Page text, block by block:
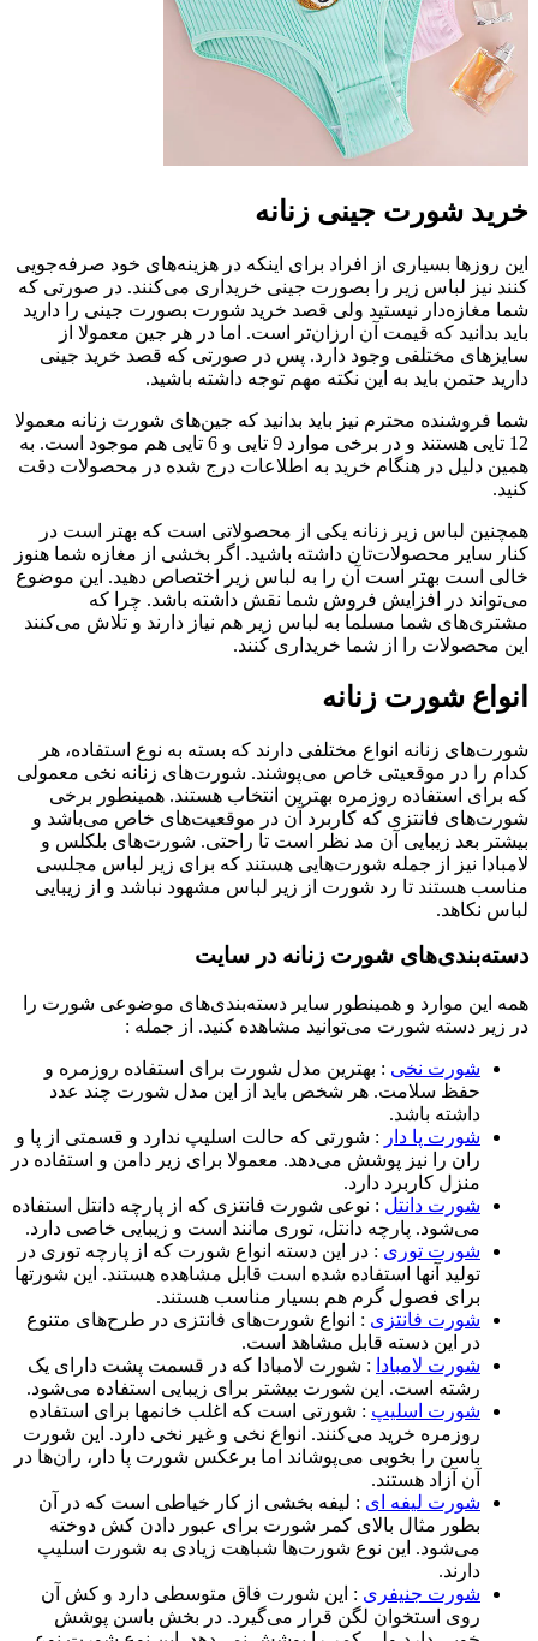
خرید شورت جینی زنانه
این روزها بسیاری از افراد برای اینکه در هزینه‌های خود صرفه‌جویی
کنند نیز لباس زیر را بصورت جینی خریداری می‌کنند. در صورتی که
شما مغازه‌دار نیستید ولی قصد خرید شورت بصورت جینی را دارید
باید بدانید که قیمت آن ارزان‌تر است. اما در هر جین معمولا از
سایزهای مختلفی وجود دارد. پس در صورتی که قصد خرید جینی
دارید حتمن باید به این نکته مهم توجه داشته باشید.
شما فروشنده محترم نیز باید بدانید که جین‌های شورت زنانه معمولا
12 تایی هستند و در برخی موارد 9 تایی و 6 تایی هم موجود است. به
همین دلیل در هنگام خرید به اطلاعات درج شده در محصولات دقت
کنید.
همچنین لباس زیر زنانه یکی از محصولاتی است که بهتر است در
کنار سایر محصولات‌تان داشته باشید. اگر بخشی از مغازه شما هنوز
خالی است بهتر است آن را به لباس زیر اختصاص دهید. این موضوع
می‌تواند در افزایش فروش شما نقش داشته باشد. چرا که
مشتری‌های شما مسلما به لباس زیر هم نیاز دارند و تلاش می‌کنند
این محصولات را از شما خریداری کنند.
انواع شورت زنانه
شورت‌های زنانه انواع مختلفی دارند که بسته به نوع استفاده، هر
کدام را در موقعیتی خاص می‌پوشند. شورت‌های زنانه نخی معمولی
که برای استفاده روزمره بهترین انتخاب هستند. همینطور برخی
شورت‌های فانتزی که کاربرد آن در موقعیت‌های خاص می‌باشد و
بیشتر بعد زیبایی آن مد نظر است تا راحتی. شورت‌های بلکلس و
لامبادا نیز از جمله شورت‌هایی هستند که برای زیر لباس مجلسی
مناسب هستند تا رد شورت از زیر لباس مشهود نباشد و از زیبایی
لباس نکاهد.
دسته‌بندی‌های شورت زنانه در سایت
همه این موارد و همینطور سایر دسته‌بندی‌های موضوعی شورت را
در زیر دسته شورت می‌توانید مشاهده کنید. از جمله :
شورت نخی : بهترین مدل شورت برای استفاده روزمره و
حفظ سلامت. هر شخص باید از این مدل شورت چند عدد
داشته باشد.
شورت پا دار : شورتی که حالت اسلیپ ندارد و قسمتی از پا و
ران را نیز پوشش می‌دهد. معمولا برای زیر دامن و استفاده در
منزل کاربرد دارد.
شورت دانتل : نوعی شورت فانتزی که از پارچه دانتل استفاده
می‌شود. پارچه دانتل، توری مانند است و زیبایی خاصی دارد.
شورت توری : در این دسته انواع شورت که از پارچه توری در
تولید آنها استفاده شده است قابل مشاهده هستند. این شورتها
برای فصول گرم هم بسیار مناسب هستند.
شورت فانتزی : انواع شورت‌های فانتزی در طرح‌های متنوع
در این دسته قابل مشاهد است.
شورت لامبادا : شورت لامبادا که در قسمت پشت دارای یک
رشته است. این شورت بیشتر برای زیبایی استفاده می‌شود.
شورت اسلیپ : شورتی است که اغلب خانمها برای استفاده
روزمره خرید می‌کنند. انواع نخی و غیر نخی دارد. این شورت
باسن را بخوبی می‌پوشاند اما برعکس شورت پا دار، ران‌ها در
آن آزاد هستند.
شورت لیفه ای : لیفه بخشی از کار خیاطی است که در آن
بطور مثال بالای کمر شورت برای عبور دادن کش دوخته
می‌شود. این نوع شورت‌ها شباهت زیادی به شورت اسلیپ
دارند.
شورت جنیفری : این شورت فاق متوسطی دارد و کش آن
روی استخوان لگن قرار می‌گیرد. در بخش باسن پوشش